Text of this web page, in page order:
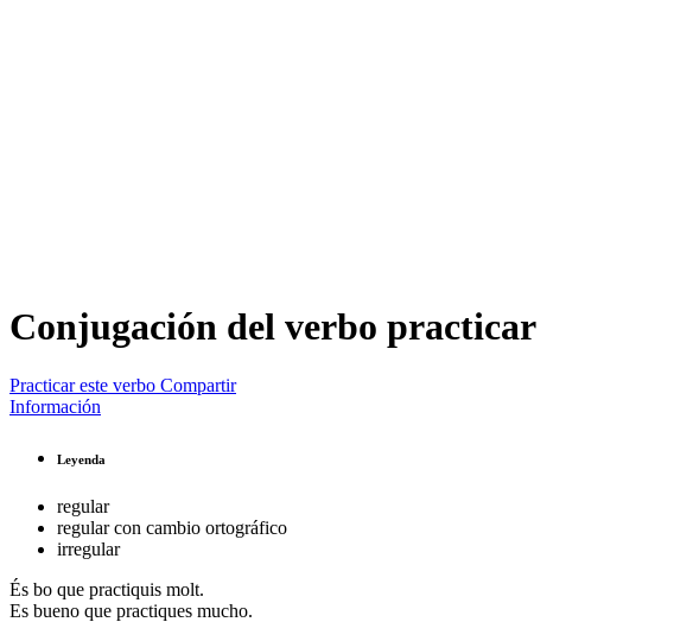
Conjugación del verbo practicar
Practicar este verbo Compartir
Información
Leyenda
regular
regular con cambio ortográfico
irregular
És bo que practiquis molt.
Es bueno que practiques mucho.